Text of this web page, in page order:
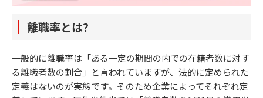
離職率とは？
一般的に離職率は「ある一定の期間の内での在籍者数に対す
る離職者数の割合」と言われていますが、法的に定められた
定義はないのが実態です。そのため企業によってそれぞれ定